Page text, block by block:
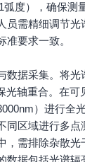
弧度），确保测
员需精细调节光
准要求一致。
数据采集。将光
光轴重合。在可
）进行全
同区域进行多点
，需排除杂散光
数据包括光谱辐